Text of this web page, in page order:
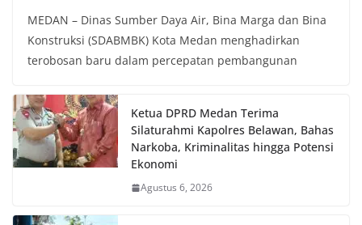
MEDAN – Dinas Sumber Daya Air, Bina Marga dan Bina
Konstruksi (SDABMBK) Kota Medan menghadirkan
terobosan baru dalam percepatan pembangunan
Ketua DPRD Medan Terima
Silaturahmi Kapolres Belawan, Bahas
Narkoba, Kriminalitas hingga Potensi
Ekonomi
Agustus 6, 2026